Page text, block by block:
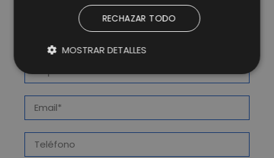
RECHAZAR TODO
MOSTRAR DETALLES